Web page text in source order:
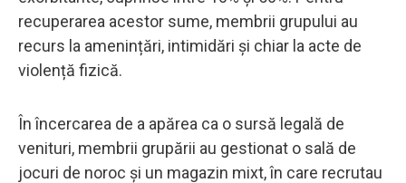
recuperarea acestor sume, membrii grupului au
recurs la amenințări, intimidări și chiar la acte de
violență fizică.
În încercarea de a apărea ca o sursă legală de
venituri, membrii grupării au gestionat o sală de
jocuri de noroc și un magazin mixt, în care recrutau